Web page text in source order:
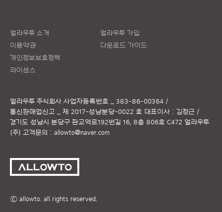
얼라우투 소개
이용약관
개인정보보호정책
라이센스
얼라우투 가입
다운로드 가이드
얼라우투 주식회사 사업자등록번호 _ 383-86-00364 /
통신판매업신고 _ 제 2017-성남분당-0022 호 대표이사 : 김정근 /
경기도 성남시 분당구 판교역로192번길 16, 8층 806호 C472 얼라우투
(주) 고객문의 : allowto@naver.com
ⓒ allowto. all rights reserved.